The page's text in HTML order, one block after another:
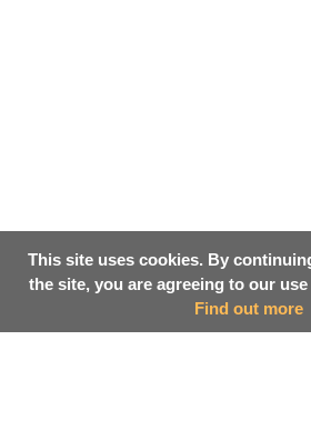
This site uses cookies. By
the site, you are agreeing to our
Find out more